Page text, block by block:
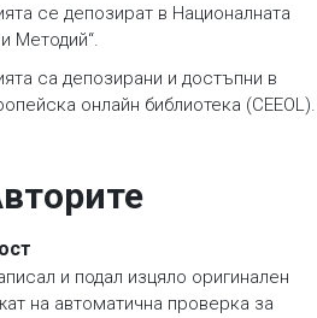
се депозират в Националната
Методий“.
са депозирани и достъпни в
онлайн библиотека (CEEOL).
и подал изцяло оригинален
на автоматична проверка за